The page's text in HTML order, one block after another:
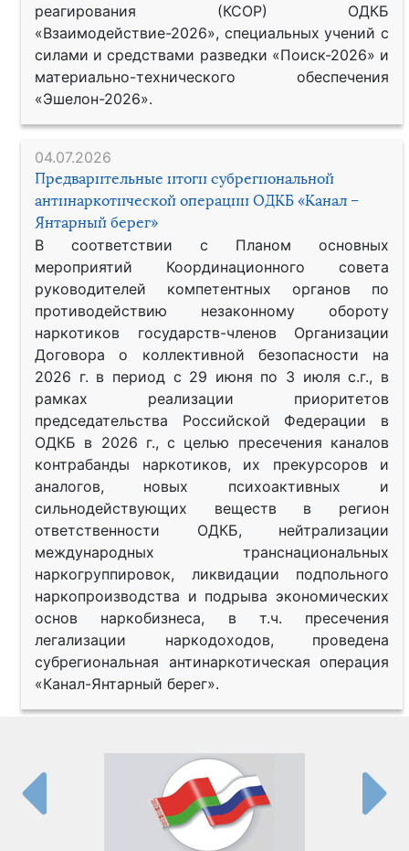
реагирования (КСОР) ОДКБ
«Взаимодействие-2026», специальных учений с
силами и средствами разведки «Поиск-2026» и
материально-технического обеспечения
«Эшелон-2026».
04.07.2026
Предварительные итоги субрегиональной
антинаркотической операции ОДКБ «Канал –
Янтарный берег»
В соответствии с Планом основных
мероприятий Координационного совета
руководителей компетентных органов по
противодействию незаконному обороту
наркотиков государств-членов Организации
Договора о коллективной безопасности на
2026 г. в период с 29 июня по 3 июля с.г., в
рамках реализации приоритетов
председательства Российской Федерации в
ОДКБ в 2026 г., с целью пресечения каналов
контрабанды наркотиков, их прекурсоров и
аналогов, новых психоактивных и
сильнодействующих веществ в регион
ответственности ОДКБ, нейтрализации
международных транснациональных
наркогруппировок, ликвидации подпольного
наркопроизводства и подрыва экономических
основ наркобизнеса, в т.ч. пресечения
легализации наркодоходов, проведена
субрегиональная антинаркотическая операция
«Канал-Янтарный берег».